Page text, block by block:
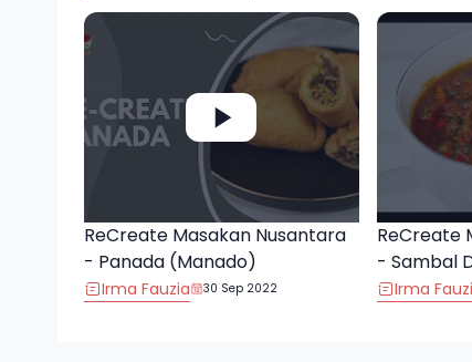
ReCreate Masakan Nusantara
- Panada (Manado)
Irma Fauzia 30 Sep 2022
ReCreate
- Sambal
Irma